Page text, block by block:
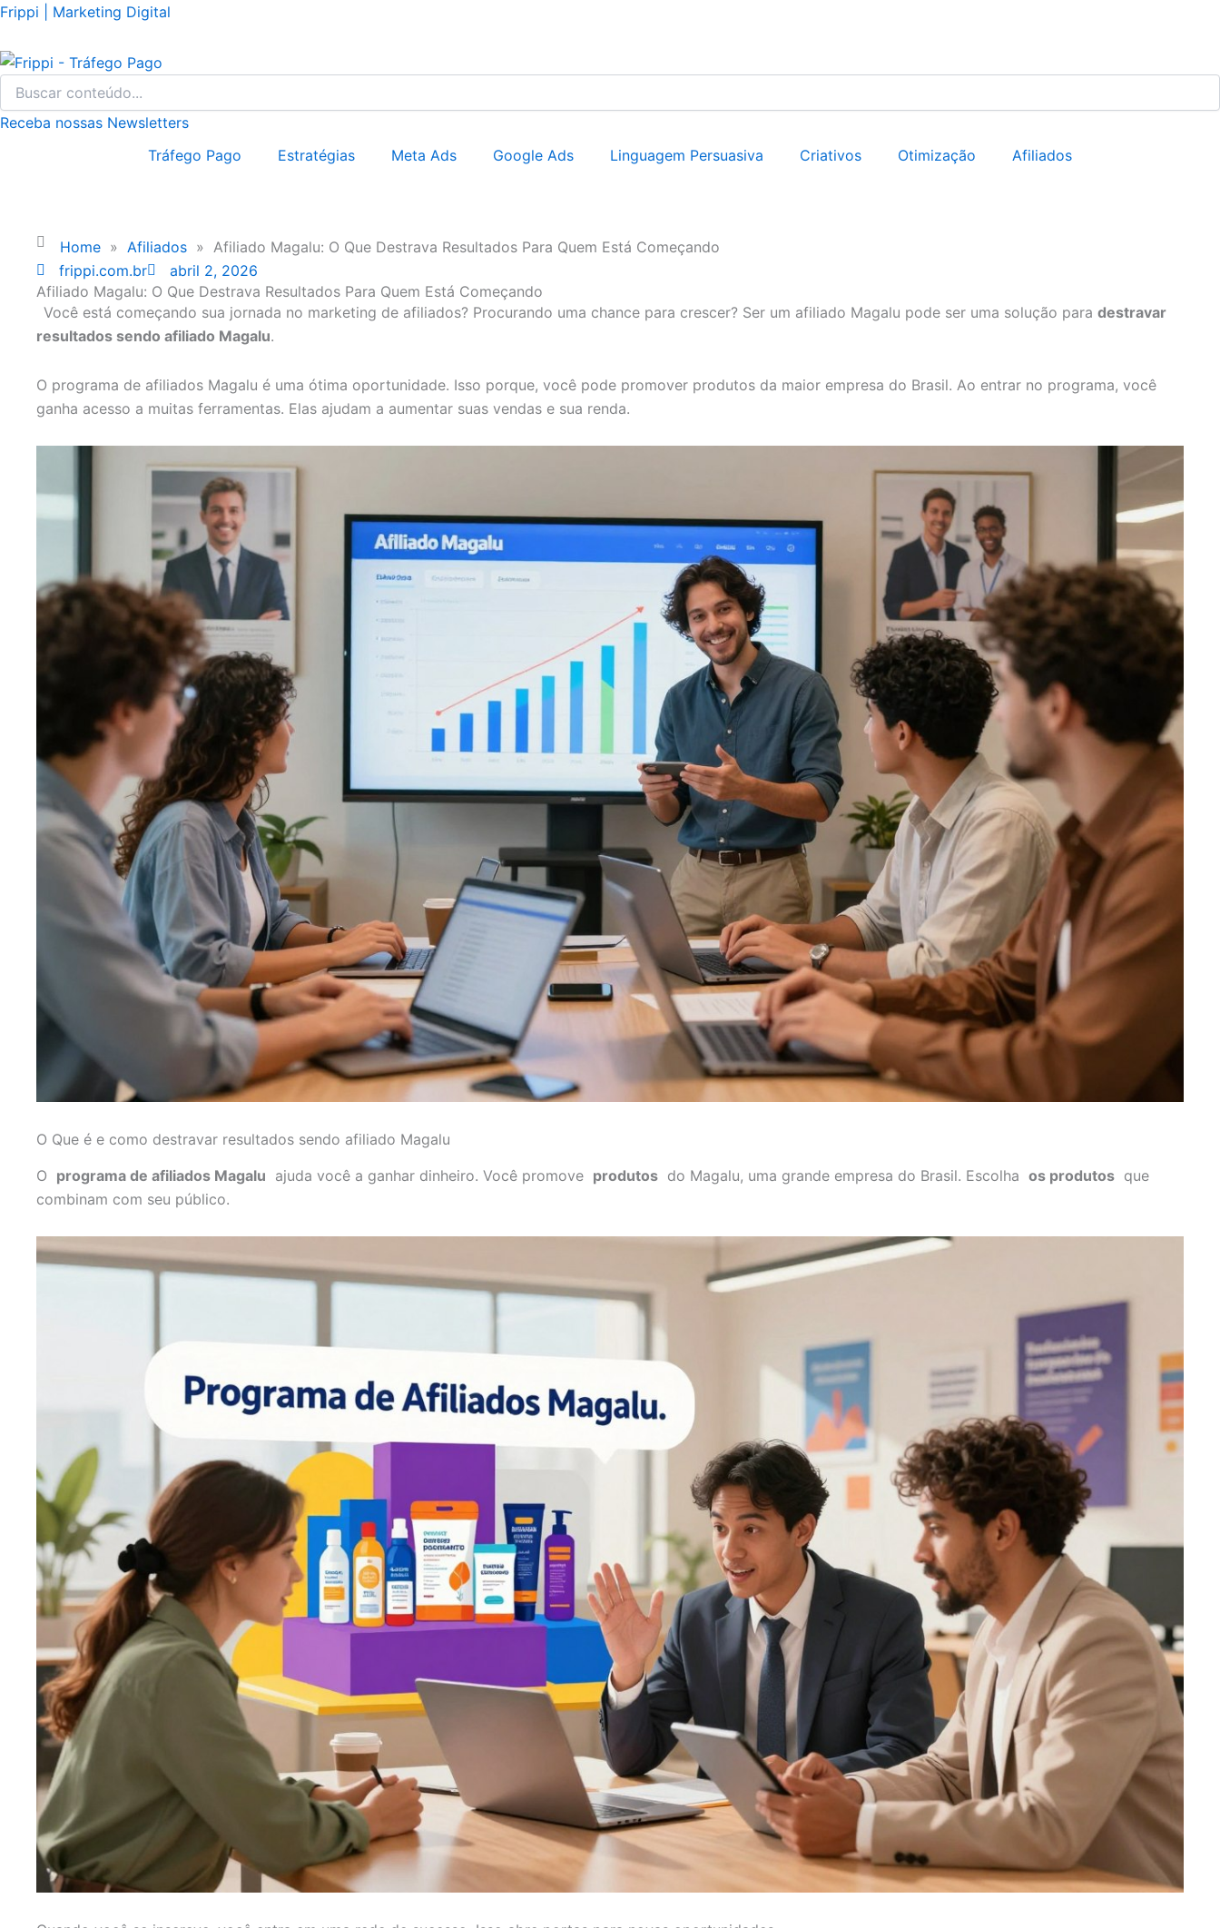
Ir
o
conteúdo
Frippi | Marketing Digital
Receba nossas Newsletters
Tráfego Pago
Estratégias Meta Ads Google Ads Linguagem Persuasiva Criativos Otimização Afiliados
Home » Afiliados » Afiliado Magalu: O Que Destrava Resultados Para Quem Está Começando
frippi.com.br
abril 2, 2026
Afiliado Magalu: O Que Destrava Resultados Para Quem Está Começando
Você está começando sua jornada no marketing de afiliados? Procurando uma chance para crescer? Ser um afiliado Magalu pode ser uma solução para destravar
resultados sendo afiliado Magalu.
O programa de afiliados Magalu é uma ótima oportunidade. Isso porque, você pode promover produtos da maior empresa do Brasil. Ao entrar no programa, você
ganha acesso a muitas ferramentas. Elas ajudam a aumentar suas vendas e sua renda.
O Que é e como destravar resultados sendo afiliado Magalu
O programa de afiliados Magalu ajuda você a ganhar dinheiro. Você promove produtos do Magalu, uma grande empresa do Brasil. Escolha os produtos que
combinam com seu público.